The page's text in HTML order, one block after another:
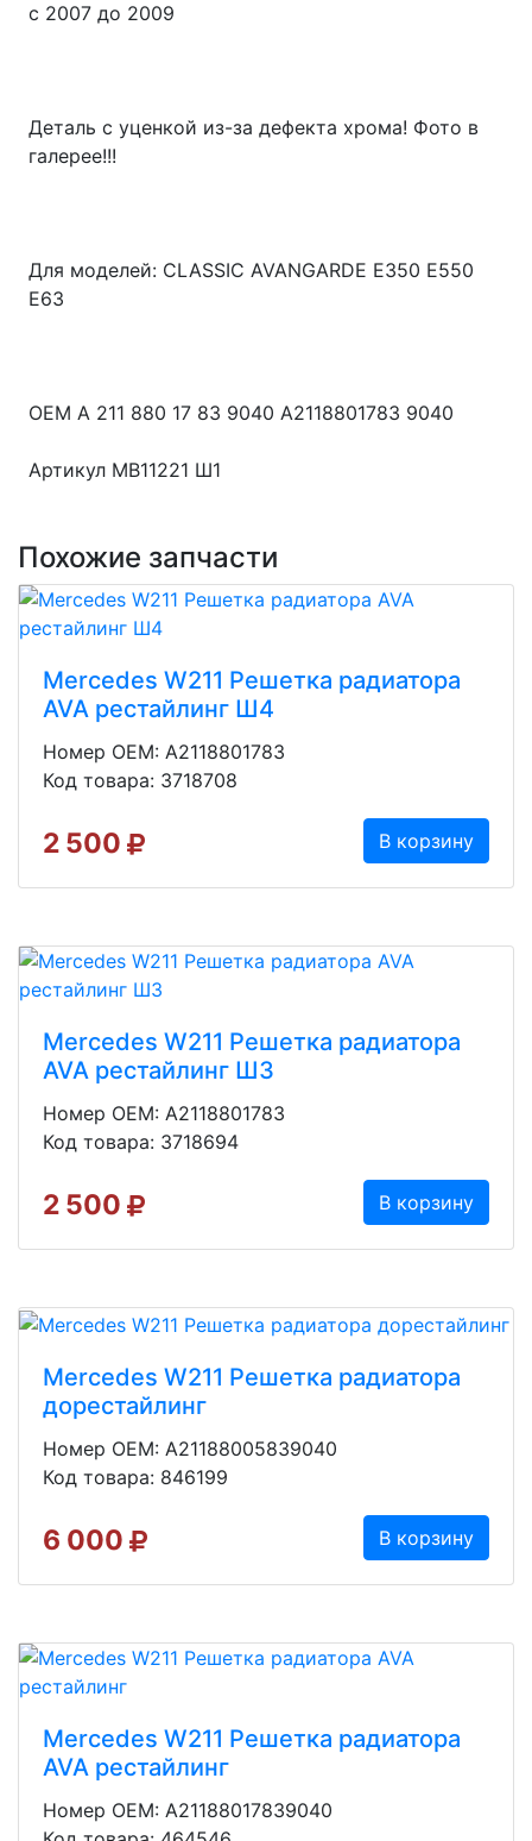
с 2007 до 2009
Деталь с уценкой из-за дефекта хрома! Фото в
галерее!!!
Для моделей: CLASSIC AVANGARDE E350 E550
E63
OEM A 211 880 17 83 9040 A2118801783 9040
Артикул MB11221 Ш1
Похожие запчасти
Mercedes W211 Решетка радиатора
AVA рестайлинг Ш4
Номер OEM: A2118801783
Код товара: 3718708
2 500 В корзину
Mercedes W211 Решетка радиатора
AVA рестайлинг Ш3
Номер OEM: A2118801783
Код товара: 3718694
2 500 В корзину
Mercedes W211 Решетка радиатора
дорестайлинг
Номер OEM: A21188005839040
Код товара: 846199
6 000 В корзину
Mercedes W211 Решетка радиатора
AVA рестайлинг
Номер OEM: A21188017839040